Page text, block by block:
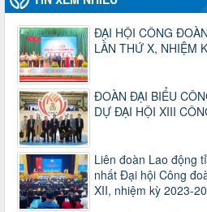
lượt xem: 1064 | lượt tải:437
47-TTCĐ/BTGTU
Thông tin chuyên đề: Một số nôi
máy của hệ thống chính trị tinh
quả
Thời gian đăng: 25/12/2024
lượt xem: 1221 | lượt tải:339
37/HD-TLĐ
Hướng dẫn Công đoàn với việc tổ
Ban Thanh tra Nhân dân
Thời gian đăng: 27/12/2024
lượt xem: 4940 | lượt tải:1349
ĐẠI HỘI CÔNG
LẦN THỨ X, NHIỆM
ĐOÀN ĐẠI BIỂU
DỰ ĐẠI HỘI XIII
Liên đoàn Lao động
nhất Đại hội Công
XII, nhiệm kỳ 2023-